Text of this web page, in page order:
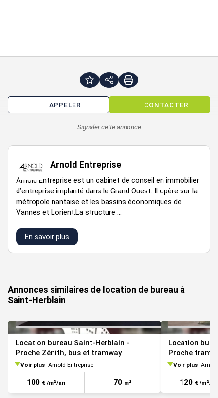
Immeuble ancien
Bureaux cloisonnés
Bus Cochardières (Ligne 50, Ligne 93), Armor (Ligne C3)
Autoroute A 82 (Entrée Saint-Herblain - Centre, Saint-Herblain
- Nord), A 82 (Sortie Saint-Herblain - Centre, Saint-Herblain -
Nord), A 844 (Entrée Bordeaux, Vannes), A 844 (Sortie Saint-
Herblain - Nord, Zénith)
Rocade Porte de Rennes (A11/N137) (Périphérique Nantes)
Borne de recharge Saint-Herblain - KFC (Bornes de recharge)
Les informations sur les risques auxquels ce bien est exposé
APPELER CONTACTER
Signaler cette annonce
Arnold Entreprise
Arnold Entreprise est un cabinet de conseil en immobilier
d’entreprise implanté dans le Grand Ouest. Il opère sur la
métropole nantaise et les bassins économiques de
Vannes et Lorient.La structure ...
En savoir plus
Annonces similaires de location de bureau à
Saint-Herblain
Location bureau Saint-Herblain -
Proche Zénith, bus et tramway
Voir plus Arnold Entreprise
100 € /m²/an 70 m²
Location
Proche tram
Voir plus
120 € /m²/an